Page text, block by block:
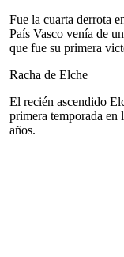
Fue la cuarta derrota
País Vasco venía de
que fue su primera
Racha de Elche
El recién ascendido
primera temporada en
años.